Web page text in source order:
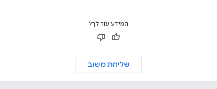
המידע עזר לך?
שליחת משוב